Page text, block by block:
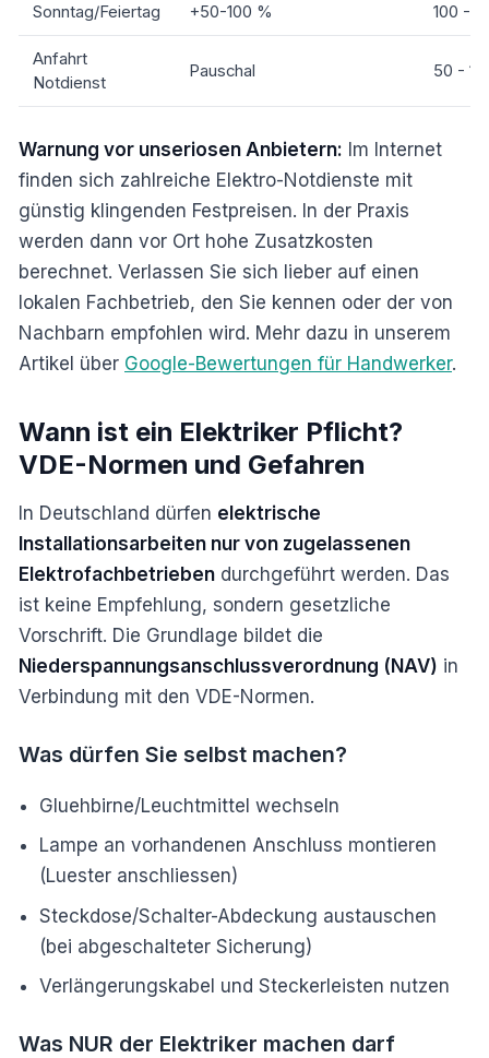
Sonntag/Feiertag +50-100 % 100 -
Anfahrt
Notdienst
Pauschal 50 -
Warnung vor unseriosen Anbietern: Im Internet
finden sich zahlreiche Elektro-Notdienste mit
günstig klingenden Festpreisen. In der Praxis
werden dann vor Ort hohe Zusatzkosten
berechnet. Verlassen Sie sich lieber auf einen
lokalen Fachbetrieb, den Sie kennen oder der von
Nachbarn empfohlen wird. Mehr dazu in unserem
Artikel über Google-Bewertungen für Handwerker.
Wann ist ein Elektriker Pflicht?
VDE-Normen und Gefahren
In Deutschland dürfen elektrische
Installationsarbeiten nur von zugelassenen
Elektrofachbetrieben durchgeführt werden. Das
ist keine Empfehlung, sondern gesetzliche
Vorschrift. Die Grundlage bildet die
Niederspannungsanschlussverordnung (NAV) in
Verbindung mit den VDE-Normen.
Was dürfen Sie selbst machen?
Gluehbirne/Leuchtmittel wechseln
Lampe an vorhandenen Anschluss montieren
(Luester anschliessen)
Steckdose/Schalter-Abdeckung austauschen
(bei abgeschalteter Sicherung)
Verlängerungskabel und Steckerleisten nutzen
Was NUR der Elektriker machen darf